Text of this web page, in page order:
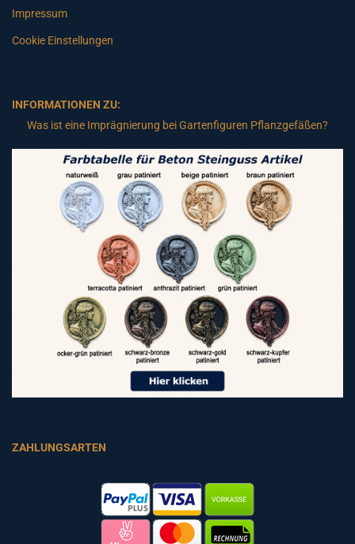
Impressum
Cookie Einstellungen
INFORMATIONEN ZU:
Was ist eine Imprägnierung bei Gartenfiguren Pflanzgefäßen?
ZAHLUNGSARTEN